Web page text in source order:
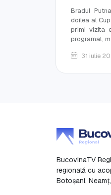
Bradul
doilea al
primi vizita
programat,
31 iulie
BucovinaTV
regională cu
Botoşani,